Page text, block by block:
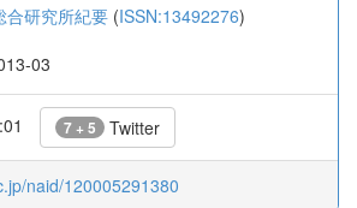
合研究所紀要 (ISSN:13492276)
03
7 + 5 Twitter
naid/120005291380